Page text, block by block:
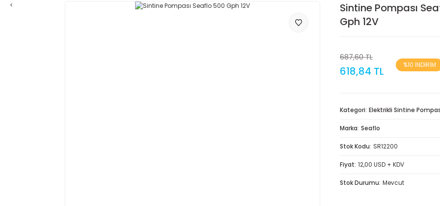
<
Sintine Pompası
Gph 12V
687,60 TL
618,84 TL %10 İNDİRİM
Kategori Elektrikli Sintine
Marka Seaflo
Stok Kodu SR12200
Fiyat 12,00 USD + KDV
Stok Durumu Mevcut